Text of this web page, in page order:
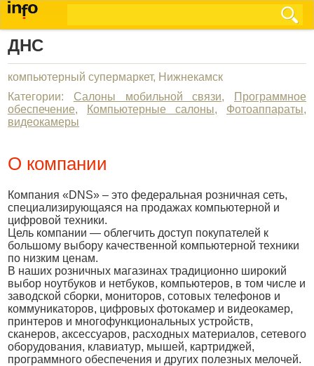
ДНС
компьютерный супермаркет, Нижнекамск
Категории: Салоны мобильной связи,
Программное
обеспечение, Компьютерные салоны, Фотоаппараты,
видеокамеры
О компании
Компания «DNS» – это федеральная розничная сеть,
специализирующаяся на продажах компьютерной и
цифровой техники.
Цель компании — облегчить доступ покупателей к
большому выбору качественной компьютерной техники
по низким ценам.
В наших розничных магазинах традиционно широкий
выбор ноутбуков и нетбуков, компьютеров, в том числе и
заводской сборки, мониторов, сотовых телефонов и
коммуникаторов, цифровых фотокамер и видеокамер,
принтеров и многофункциональных устройств,
сканеров, аксессуаров, расходных материалов, сетевого
оборудования, клавиатур, мышей, картриджей,
программного обеспечения и других полезных мелочей.